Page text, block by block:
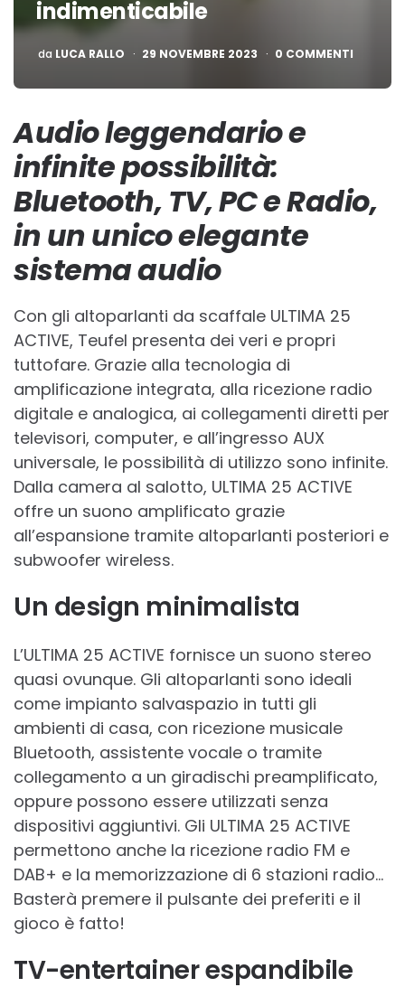
indimenticabile
PUBBLICATO
da LUCA RALLO 29 NOVEMBRE 2023 0 COMMENTI
Audio leggendario e
infinite possibilità:
Bluetooth, TV, PC e Radio,
in un unico elegante
sistema audio
Con gli altoparlanti da scaffale ULTIMA 25
ACTIVE, Teufel presenta dei veri e propri
tuttofare. Grazie alla tecnologia di
amplificazione integrata, alla ricezione radio
digitale e analogica, ai collegamenti diretti per
televisori, computer, e all’ingresso AUX
universale, le possibilità di utilizzo sono infinite.
Dalla camera al salotto, ULTIMA 25 ACTIVE
offre un suono amplificato grazie
all’espansione tramite altoparlanti posteriori e
subwoofer wireless.
Un design minimalista
L’ULTIMA 25 ACTIVE fornisce un suono stereo
quasi ovunque. Gli altoparlanti sono ideali
come impianto salvaspazio in tutti gli
ambienti di casa, con ricezione musicale
Bluetooth, assistente vocale o tramite
collegamento a un giradischi preamplificato,
oppure possono essere utilizzati senza
dispositivi aggiuntivi. Gli ULTIMA 25 ACTIVE
permettono anche la ricezione radio FM e
DAB+ e la memorizzazione di 6 stazioni radio…
Basterà premere il pulsante dei preferiti e il
gioco è fatto!
TV-entertainer espandibile